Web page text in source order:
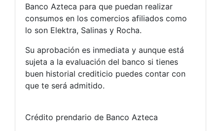
Banco Azteca para que puedan realizar
consumos en los comercios afiliados como
lo son Elektra, Salinas y Rocha.
Su aprobación es inmediata y aunque está
sujeta a la evaluación del banco si tienes
buen historial crediticio puedes contar con
que te será admitido.
Crédito prendario de Banco Azteca